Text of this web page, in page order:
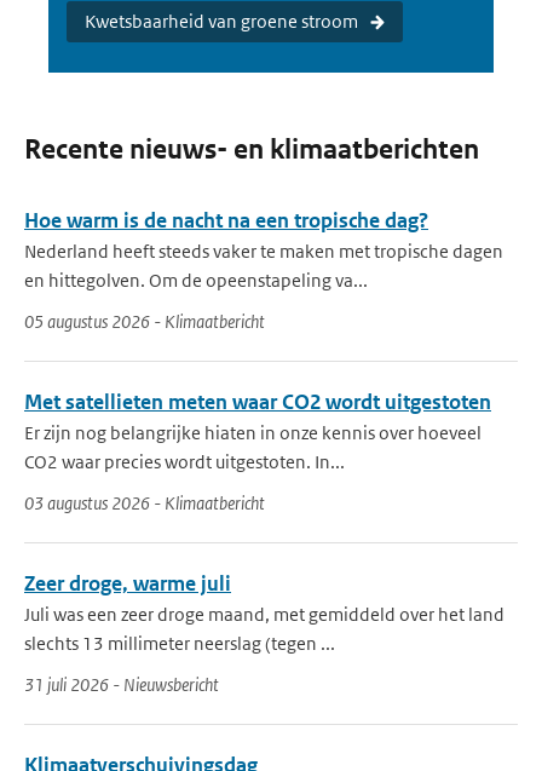
Kwetsbaarheid van groene stroom
Recente nieuws- en klimaatberichten
Hoe warm is de nacht na een tropische dag?
Nederland heeft steeds vaker te maken met tropische dagen
en hittegolven. Om de opeenstapeling va...
05 augustus 2026 - Klimaatbericht
Met satellieten meten waar CO2 wordt uitgestoten
Er zijn nog belangrijke hiaten in onze kennis over hoeveel
CO2 waar precies wordt uitgestoten. In...
03 augustus 2026 - Klimaatbericht
Zeer droge, warme juli
Juli was een zeer droge maand, met gemiddeld over het land
slechts 13 millimeter neerslag (tegen ...
31 juli 2026 - Nieuwsbericht
Klimaatverschuivingsdag